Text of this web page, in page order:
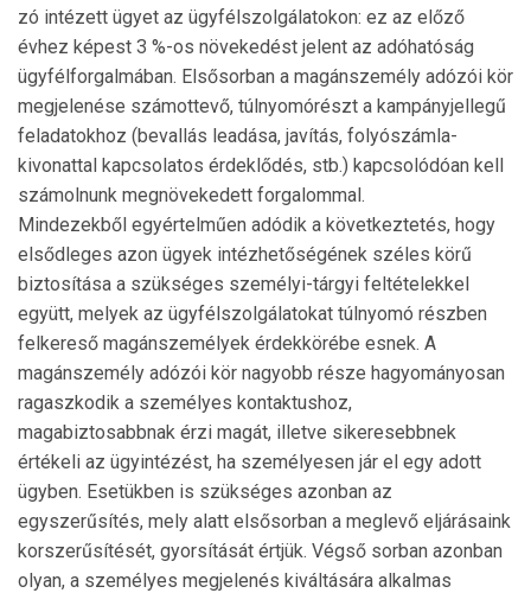
zó intézett ügyet az ügyfélszolgálatokon: ez az előző
évhez képest 3 %-os növekedést jelent az adóhatóság
ügyfél­for­galmában. Elsősorban a magánszemély adózói kör
meg­je­lenése számottevő, túlnyomórészt a kampányjellegű
feladatokhoz (bevallás leadása, javítás, folyószámla-
kivonattal kapcsolatos érdeklődés, stb.) kapcsolódóan kell
számol­nunk megnövekedett forgalommal.
Mindezekből egyértelműen adódik a következtetés, hogy
elsődleges azon ügyek intézhetőségének széles körű
biztosítása a szükséges személyi-tárgyi feltételekkel
együtt, melyek az ügyfélszolgálatokat túlnyomó részben
felkereső magánszemélyek érdekkörébe esnek. A
magánszemély adózói kör nagyobb része hagyományosan
ragaszkodik a személyes kontaktushoz,
magabiztosabbnak érzi magát, illetve sikeresebbnek
értékeli az ügyintézést, ha szemé­lyesen jár el egy adott
ügyben. Esetükben is szükséges azonban az
egyszerűsítés, mely alatt elsősorban a meg­levő eljárásaink
korszerűsítését, gyorsítását értjük. Végső sor­ban azonban
olyan, a személyes megjelenés kivál­tására alkalmas